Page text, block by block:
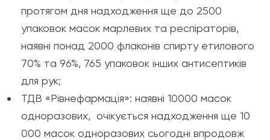
протягом дня надходження ще до 2500
упаковок масок марлевих та респіраторів,
наявні понад 2000 флаконів спирту етилового
70% та 96%, 765 упаковок інших антисептиків
для рук;
ТДВ «Рівнефармація»: наявні 10000 масок
одноразових, очікується надходження ще 10
000 масок одноразових сьогодні впродовж